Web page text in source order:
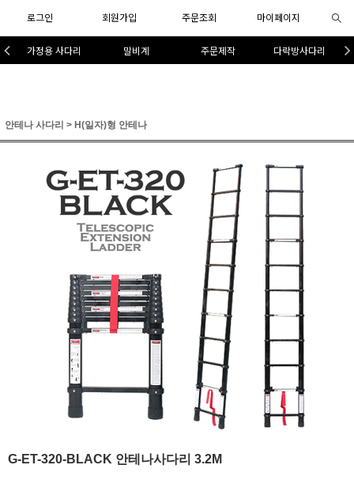
로그인 회원가입 주문조회 마이페이지
가정용 사다리 말비계 주문제작 다락방사다리
안테나 사다리 > H(일자)형 안테나
G-ET-320-BLACK 안테나사다리 3.2M